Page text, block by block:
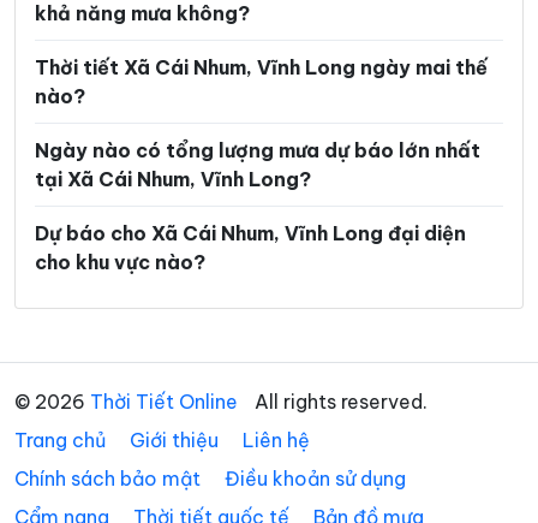
Xã Hòa Minh
Xã Hưng Khánh Trung Xã Hưng Mỹ
Xã Hưng Nhượng
Xã Lộc Thuận Xã Long Hiệp
Xã Long Hồ Xã Long Hòa
Xã Long Hữu Xã Long Thành
Xã Lưu Nghiệp Anh Xã Mỏ Cày
Xã Mỹ Chánh Hòa Xã Mỹ Long
Xã Mỹ Thuận Xã Ngãi Tứ
khả năng mưa không?
Thời tiết Xã Cái Nhum, Vĩnh Long ngày mai thế
nào?
Ngày nào có tổng lượng mưa dự báo lớn nhất
tại Xã Cái Nhum, Vĩnh Long?
Dự báo cho Xã Cái Nhum, Vĩnh Long đại diện
cho khu vực nào?
© 2026 Thời Tiết Online
All rights reserved.
Trang chủ
Giới thiệu
Liên hệ
Chính sách bảo mật
Điều khoản sử dụng
Cẩm nang
Thời tiết quốc tế Bản đồ mưa